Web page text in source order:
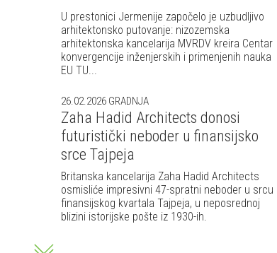
U prestonici Jermenije započelo je uzbudljivo
arhitektonsko putovanje: nizozemska
arhitektonska kancelarija MVRDV kreira Centar
konvergencije inženjerskih i primenjenih nauka
EU TU...
26.02.2026 GRADNJA
Zaha Hadid Architects donosi
futuristički neboder u finansijsko
srce Tajpeja
Britanska kancelarija Zaha Hadid Architects
osmisliće impresivni 47-spratni neboder u srcu
finansijskog kvartala Tajpeja, u neposrednoj
blizini istorijske pošte iz 1930-ih.